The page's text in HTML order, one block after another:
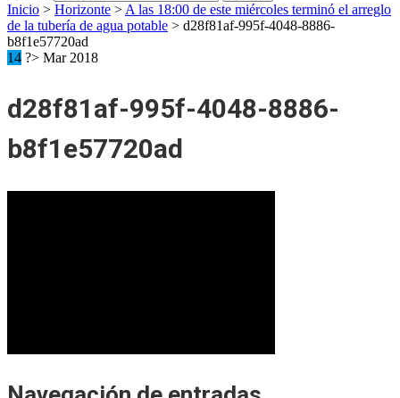
Inicio > Horizonte > A las 18:00 de este miércoles terminó el arreglo
de la tubería de agua potable > d28f81af-995f-4048-8886-
b8f1e57720ad
14 ?> Mar 2018
d28f81af-995f-4048-8886-
b8f1e57720ad